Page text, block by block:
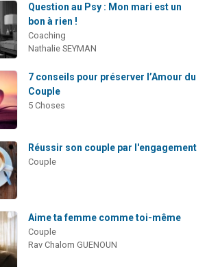
Question au Psy : Mon mari est un
bon à rien !
Coaching
Nathalie SEYMAN
7 conseils pour préserver l’Amour du
Couple
5 Choses
Réussir son couple par l'engagement
Couple
Aime ta femme comme toi-même
Couple
Rav Chalom GUENOUN